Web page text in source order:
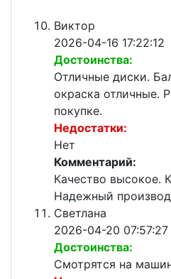
Виктор
2026-04-16 17:22:12
Достоинства:
Отличные диски.
окраска отличные.
покупке.
Недостатки:
Нет
Комментарий:
Качество высокое.
Надежный
Светлана
2026-04-20 07:57:27
Достоинства:
Смотрятся на